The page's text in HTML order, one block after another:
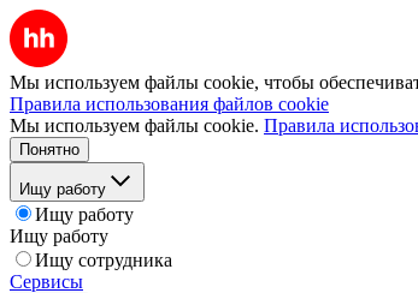
Мы используем файлы cookie, чтобы
Правила использования файлов cookie
Мы используем файлы cookie. Правила
Понятно
Ищу работу
Ищу работу
Ищу работу
Ищу сотрудника
Сервисы